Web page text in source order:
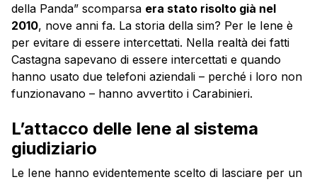
della Panda” scomparsa era stato risolto già nel
2010, nove anni fa. La storia della sim? Per le Iene è
per evitare di essere intercettati. Nella realtà dei fatti
Castagna sapevano di essere intercettati e quando
hanno usato due telefoni aziendali – perché i loro non
funzionavano – hanno avvertito i Carabinieri.
L’attacco delle Iene al sistema
giudiziario
Le Iene hanno evidentemente scelto di lasciare per un